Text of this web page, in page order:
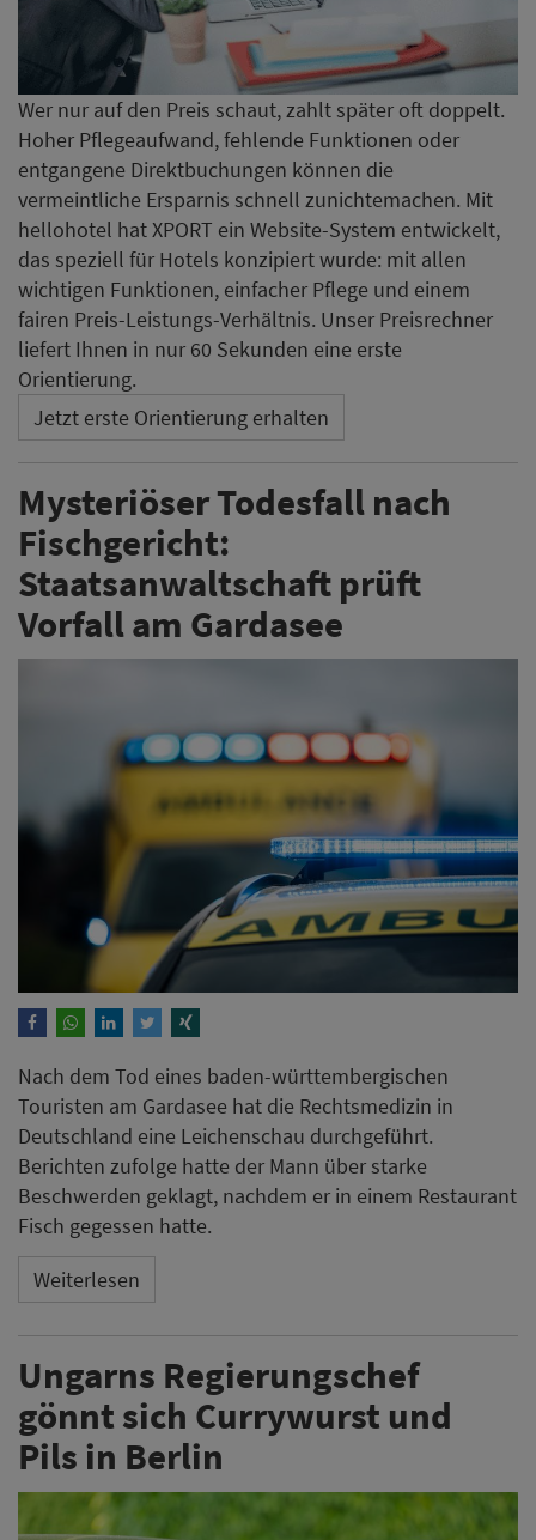
Wer nur auf den Preis schaut, zahlt später oft doppelt.
Hoher Pflegeaufwand, fehlende Funktionen oder
entgangene Direktbuchungen können die
vermeintliche Ersparnis schnell zunichtemachen. Mit
hellohotel hat XPORT ein Website-System entwickelt,
das speziell für Hotels konzipiert wurde: mit allen
wichtigen Funktionen, einfacher Pflege und einem
fairen Preis-Leistungs-Verhältnis. Unser Preisrechner
liefert Ihnen in nur 60 Sekunden eine erste
Orientierung.
Jetzt erste Orientierung erhalten
Mysteriöser Todesfall nach
Fischgericht:
Staatsanwaltschaft prüft
Vorfall am Gardasee
Nach dem Tod eines baden-württembergischen
Touristen am Gardasee hat die Rechtsmedizin in
Deutschland eine Leichenschau durchgeführt.
Berichten zufolge hatte der Mann über starke
Beschwerden geklagt, nachdem er in einem Restaurant
Fisch gegessen hatte.
Weiterlesen
Ungarns Regierungschef
gönnt sich Currywurst und
Pils in Berlin